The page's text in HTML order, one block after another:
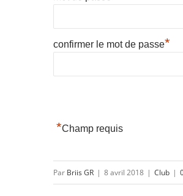
confirmer le mot de passe*
*Champ requis
Par Briis GR | 8 avril 2018 | Club |